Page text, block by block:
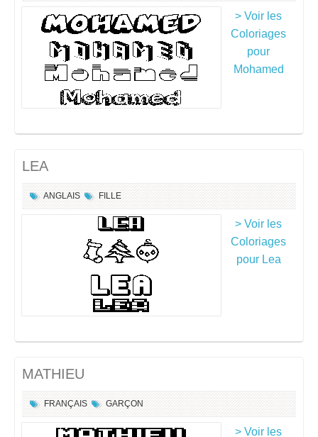
> Voir les
Coloriages
pour
Mohamed
LEA
ANGLAIS FILLE
> Voir les
Coloriages
pour Lea
MATHIEU
FRANÇAIS GARÇON
> Voir les